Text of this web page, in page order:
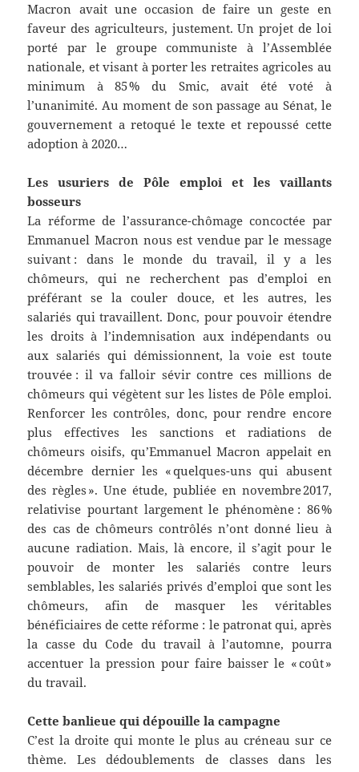
Macron avait une occasion de faire un geste en
faveur des agriculteurs, justement. Un projet de loi
porté par le groupe communiste à l’Assemblée
nationale, et visant à porter les retraites agricoles au
minimum à 85 % du Smic, avait été voté à
l’unanimité. Au moment de son passage au Sénat, le
gouvernement a retoqué le texte et repoussé cette
adoption à 2020…
Les usuriers de Pôle emploi et les vaillants
bosseurs
La réforme de l’assurance-chômage concoctée par
Emmanuel Macron nous est vendue par le message
suivant : dans le monde du travail, il y a les
chômeurs, qui ne recherchent pas d’emploi en
préférant se la couler douce, et les autres, les
salariés qui travaillent. Donc, pour pouvoir étendre
les droits à l’indemnisation aux indépendants ou
aux salariés qui démissionnent, la voie est toute
trouvée : il va falloir sévir contre ces millions de
chômeurs qui végètent sur les listes de Pôle emploi.
Renforcer les contrôles, donc, pour rendre encore
plus effectives les sanctions et radiations de
chômeurs oisifs, qu’Emmanuel Macron appelait en
décembre dernier les « quelques-uns qui abusent
des règles ». Une étude, publiée en novembre 2017,
relativise pourtant largement le phénomène : 86 %
des cas de chômeurs contrôlés n’ont donné lieu à
aucune radiation. Mais, là encore, il s’agit pour le
pouvoir de monter les salariés contre leurs
semblables, les salariés privés d’emploi que sont les
chômeurs, afin de masquer les véritables
bénéficiaires de cette réforme : le patronat qui, après
la casse du Code du travail à l’automne, pourra
accentuer la pression pour faire baisser le « coût »
du travail.
Cette banlieue qui dépouille la campagne
C’est la droite qui monte le plus au créneau sur ce
thème. Les dédoublements de classes dans les